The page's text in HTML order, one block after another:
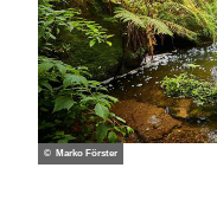
© Marko Förster